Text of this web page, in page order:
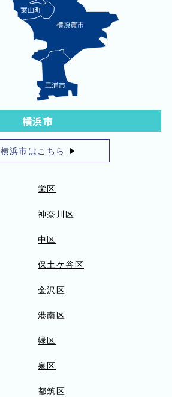
横浜市
横浜市はこちら
栄区
神奈川区
中区
保土ケ谷区
金沢区
港南区
緑区
泉区
都筑区